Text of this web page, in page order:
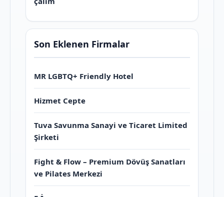
Son Eklenen Firmalar
MR LGBTQ+ Friendly Hotel
Hizmet Cepte
Tuva Savunma Sanayi ve Ticaret Limited
Şirketi
Fight & Flow – Premium Dövüş Sanatları
ve Pilates Merkezi